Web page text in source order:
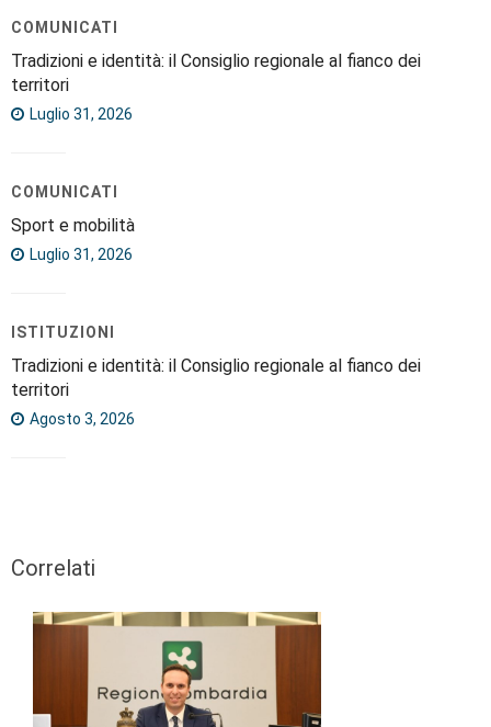
COMUNICATI
Tradizioni e identità: il Consiglio regionale al fianco dei
territori
Luglio 31, 2026
COMUNICATI
Sport e mobilità
Luglio 31, 2026
ISTITUZIONI
Tradizioni e identità: il Consiglio regionale al fianco dei
territori
Agosto 3, 2026
Correlati